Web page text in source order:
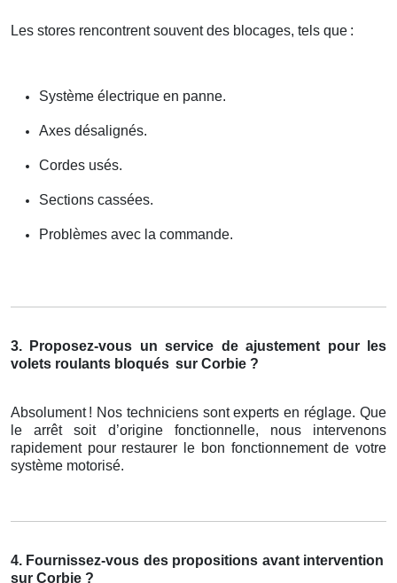
Les stores rencontrent souvent des blocages, tels que :
Système électrique en panne.
Axes désalignés.
Cordes usés.
Sections cassées.
Problèmes avec la commande.
3. Proposez-vous un service de ajustement pour les
volets roulants bloqués sur Corbie ?
Absolument ! Nos techniciens sont experts en réglage. Que
le arrêt soit d’origine fonctionnelle, nous intervenons
rapidement pour restaurer le bon fonctionnement de votre
système motorisé.
4. Fournissez-vous des propositions avant intervention
sur Corbie ?